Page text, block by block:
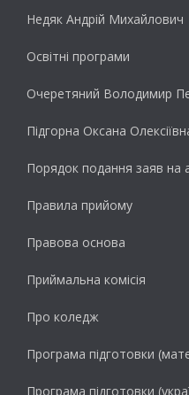
Недяк Андрій Михайлович
Освітні програми
Очеретяний Володимир
Підгорна Оксана
Порядок подання заяв на
Правила прийому
Правова основа
Приймальна комісія
Про коледж
Програма підготовки
Програма підготовки